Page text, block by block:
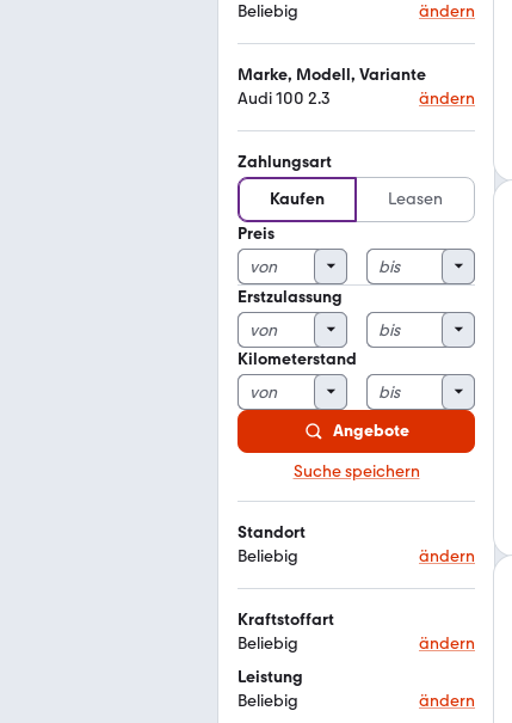
Beliebig
ändern
Marke, Modell, Variante
Audi 100 2.3
ändern
Zahlungsart
Kaufen
Leasen
Preis
Erstzulassung
Kilometerstand
Angebote
Suche speichern
Standort
Beliebig
ändern
Kraftstoffart
Beliebig
ändern
Leistung
Beliebig
ändern